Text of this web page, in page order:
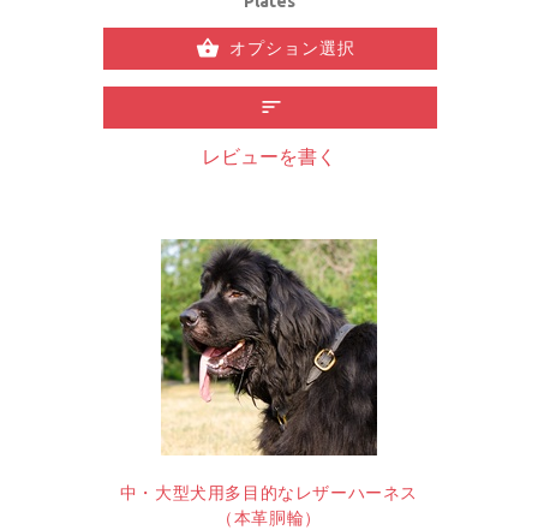
オプション選択
レビューを書く
中・大型犬用多目的なレザーハーネス
（本革胴輪）